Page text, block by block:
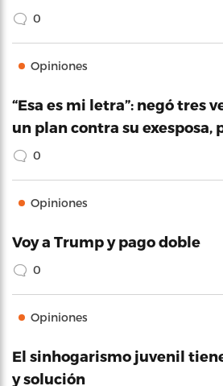
0
Opiniones
“Esa es mi letra”: negó tres
un plan contra su exesposa,
0
Opiniones
Voy a Trump y pago doble
0
Opiniones
El sinhogarismo juvenil
y solución